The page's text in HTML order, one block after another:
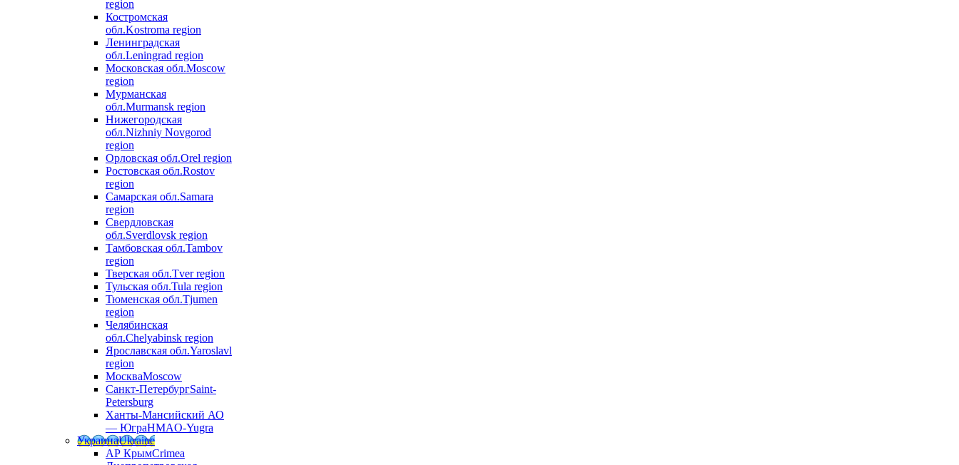
region
Костромская
обл.Kostroma region
Ленинградская
обл.Leningrad region
Московская обл.Moscow
region
Мурманская
обл.Murmansk region
Нижегородская
обл.Nizhniy Novgorod
region
Орловская обл.Orel region
Ростовская обл.Rostov
region
Самарская обл.Samara
region
Свердловская
обл.Sverdlovsk region
Тамбовская обл.Tambov
region
Тверская обл.Tver region
Тульская обл.Tula region
Тюменская обл.Tjumen
region
Челябинская
обл.Chelyabinsk region
Ярославская обл.Yaroslavl
region
МоскваMoscow
Санкт-ПетербургSaint-
Petersburg
Ханты-Мансийский АО
— ЮграHMAO-Yugra
УкраинаUkraine
АР КрымCrimea